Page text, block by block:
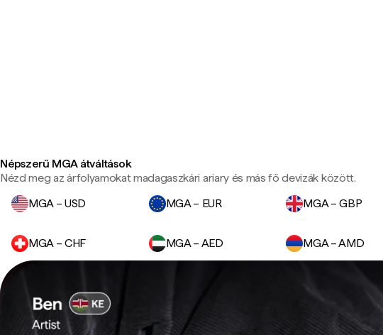
Népszerű MGA átváltások
Nézd meg az árfolyamokat madagaszkári ariary és más fő devizák között.
MGA – USD
MGA – EUR MGA – GBP
MGA – CHF MGA – AED MGA – AMD